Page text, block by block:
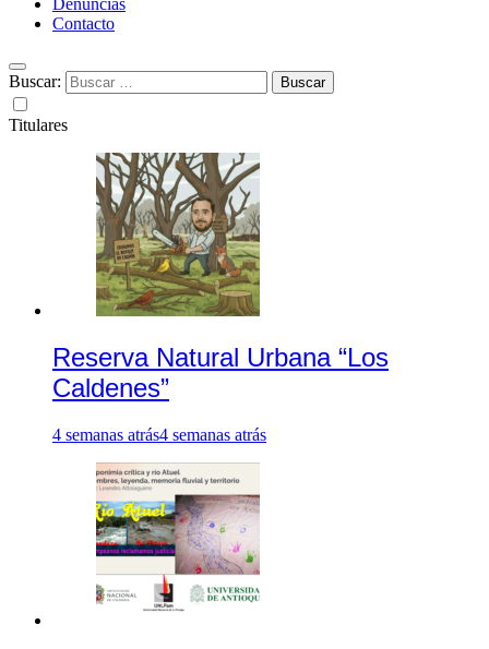
Contacto
Buscar:
Titulares
Reserva Natural Urbana “Los
Caldenes”
4 semanas atrás4 semanas atrás